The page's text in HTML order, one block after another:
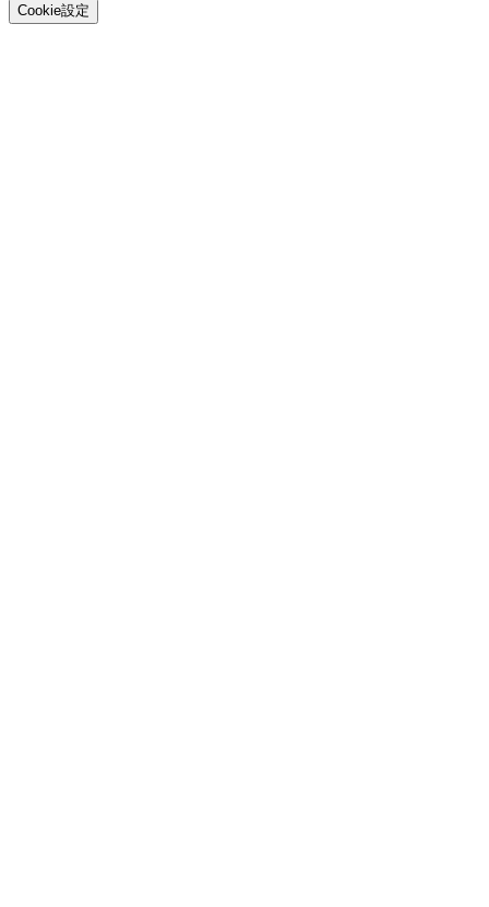
Cookie設定